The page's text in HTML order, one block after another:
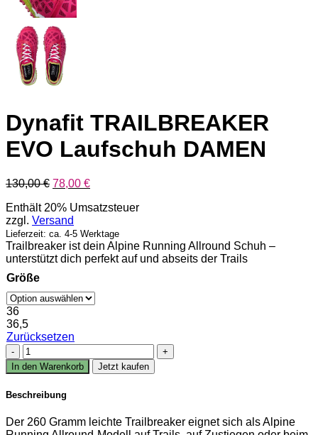
Dynafit TRAILBREAKER
EVO Laufschuh DAMEN
130,00€ Ursprünglicher
war:
130,00 €
78,00 €Aktueller
ist:
Enthält 20% Umsatzsteuer
zzgl. Versand
Lieferzeit: ca. 4-5 Werktage
Trailbreaker ist dein Alpine Running Allround Schuh –
unterstützt dich perfekt auf und abseits der Trails
Größe
36
36,5
Zurücksetzen
Dynafit
TRAILBREAKER
EVO
DAMEN
In den Warenkorb Jetzt kaufen
Beschreibung
Der 260 Gramm leichte Trailbreaker eignet sich als Alpine